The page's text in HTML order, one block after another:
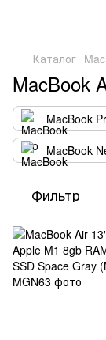
Каталог Mac
MacBook
MacBook
MacBook
Фильтр